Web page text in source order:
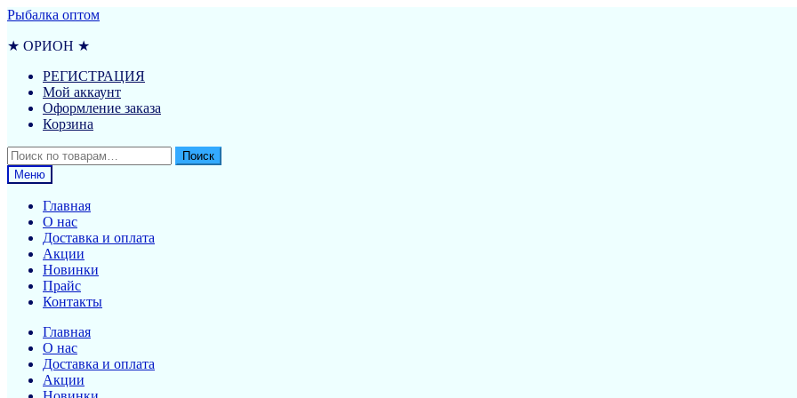
Перейти
навигации
Перейти
содержимому
Рыбалка оптом
★ ОРИОН ★
РЕГИСТРАЦИЯ
Мой аккаунт
Оформление заказа
Корзина
Искать:
Поиск
Меню
Главная
О нас
Доставка и оплата
Акции
Новинки
Прайс
Контакты
Главная
О нас
Доставка и оплата
Акции